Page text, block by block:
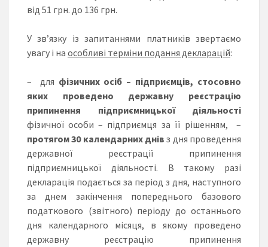
від 51 грн. до 136 грн.
У зв’язку із запитаннями платників звертаємо
увагу і на особливі терміни подання декларацій:
– для фізичних осіб – підприємців, стосовно
яких проведено державну реєстрацію
припинення підприємницької діяльності
фізичної особи – підприємця за її рішенням, –
протягом 30 календарних днів з дня проведення
державної реєстрації припинення
підприємницької діяльності. В такому разі
декларація подається за період з дня, наступного
за днем закінчення попереднього базового
податкового (звітного) періоду до останнього
дня календарного місяця, в якому проведено
державну реєстрацію припинення